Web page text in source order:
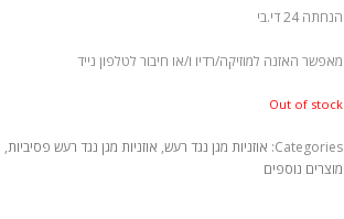
הנחתה 24 די.בי
מאפשר האזנה למוזיקה/רדיו ו/או חיבור לטלפון נייד
Out of stock
Categories: אוזניות מגן נגד רעש, אוזניות מגן נגד רעש פסיביות,
מוצרים נוספים